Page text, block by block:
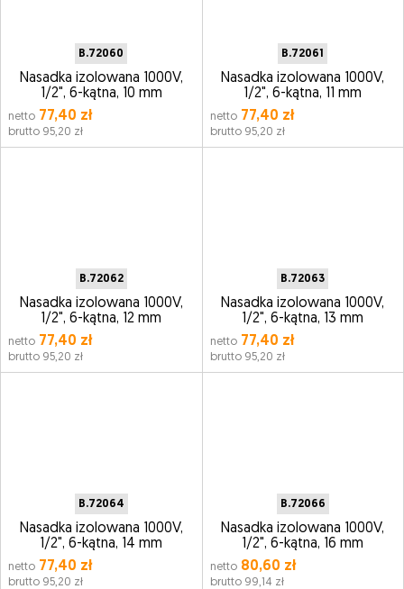
B.72060
Nasadka izolowana 1000V,
1/2", 6-kątna, 10 mm
netto 77,40 zł
brutto 95,20 zł
B.72061
Nasadka izolowana 1000V,
1/2", 6-kątna, 11 mm
netto77,40 zł
brutto 95,20 zł
B.72062
Nasadka izolowana 1000V,
1/2", 6-kątna, 12 mm
netto 77,40 zł
brutto 95,20 zł
B.72063
Nasadka izolowana 1000V,
1/2", 6-kątna, 13 mm
netto77,40 zł
brutto 95,20 zł
B.72064
Nasadka izolowana 1000V,
1/2", 6-kątna, 14 mm
netto 77,40 zł
brutto 95,20 zł
B.72066
Nasadka izolowana 1000V,
1/2", 6-kątna, 16 mm
netto80,60 zł
brutto 99,14 zł